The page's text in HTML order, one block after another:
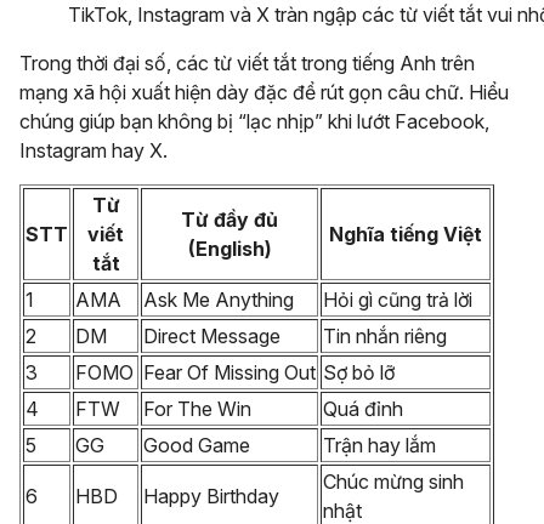
TikTok, Instagram và X tràn ngập các từ viết tắt vui
Trong thời đại số, các từ viết tắt trong tiếng Anh trên
mạng xã hội xuất hiện dày đặc để rút gọn câu chữ. Hiểu
chúng giúp bạn không bị “lạc nhịp” khi lướt Facebook,
Instagram hay X.
STT
Từ
viết
tắt
Từ đầy đủ
(English)
Nghĩa tiếng Việt
1 AMA Ask Me Anything
Hỏi gì cũng trả lời
2
DM Direct Message
Tin nhắn riêng
3
FOMO Fear Of Missing Out Sợ bỏ lỡ
4
FTW For The Win
Quá đỉnh
5
GG Good Game Trận hay lắm
6 HBD Happy Birthday
Chúc mừng sinh
nhật